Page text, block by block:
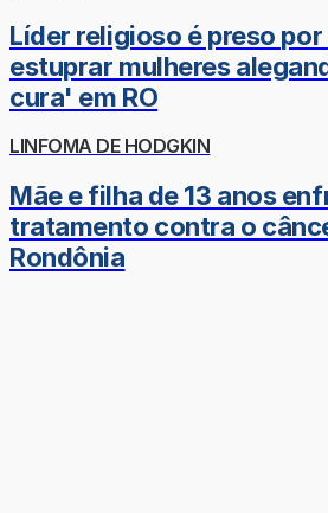
Líder religioso é preso
estuprar mulheres
cura' em RO
LINFOMA DE HODGKIN
Mãe e filha de 13 anos
tratamento contra o
Rondônia